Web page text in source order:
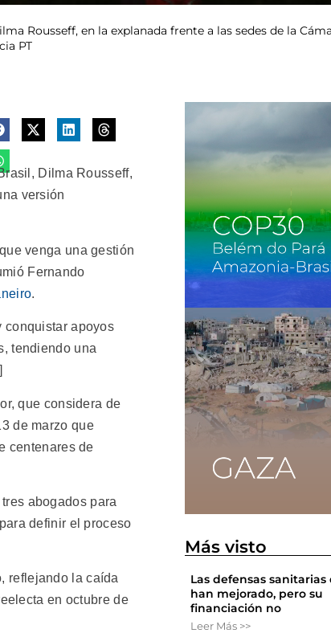
Rousseff, en la explanada frente a las sedes de la
PT
Dilma Rousseff,
versión
venga una gestión
Fernando
.
conquistar apoyos
tendiendo una
que considera de
de marzo que
centenares de
abogados para
definir el proceso
reflejando la caída
en octubre de
Más visto
Las defensas sanitarias
han mejorado, pero su
financiación no
Leer Más >>